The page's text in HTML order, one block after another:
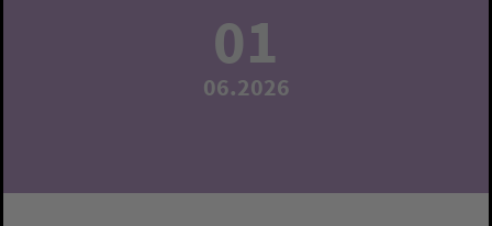
01
06.2026